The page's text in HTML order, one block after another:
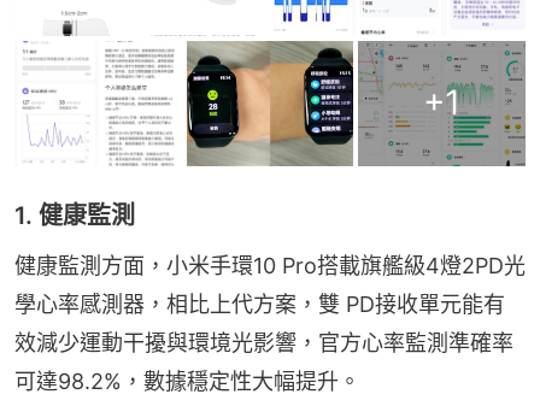
+1
1. 健康監測
健康監測方面，小米手環10 Pro搭載旗艦級4燈2PD光
學心率感測器，相比上代方案，雙 PD接收單元能有
效減少運動干擾與環境光影響，官方心率監測準確率
可達98.2%，數據穩定性大幅提升。